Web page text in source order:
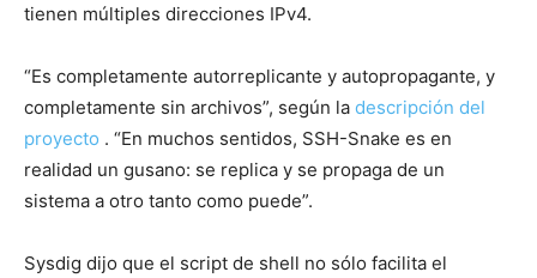
tienen múltiples direcciones IPv4.
“Es completamente autorreplicante y autopropagante, y
completamente sin archivos”, según la descripción del
proyecto . “En muchos sentidos, SSH-Snake es en
realidad un gusano: se replica y se propaga de un
sistema a otro tanto como puede”.
Sysdig dijo que el script de shell no sólo facilita el